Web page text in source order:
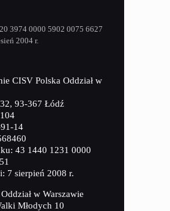
3974 0000 5902 0075 6627
2004 r.
CISV Polska Oddział w
93-367 Łódź
14
43 1440 1231 0000
7 sierpień 2008 r.
w Warszawie
Młodych 10